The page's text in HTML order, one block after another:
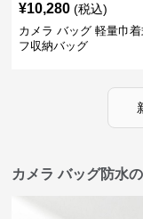
¥10,280 (税込)
カメラ バッグ 軽量巾
フ収納バッグ
カメラ バッグ防水